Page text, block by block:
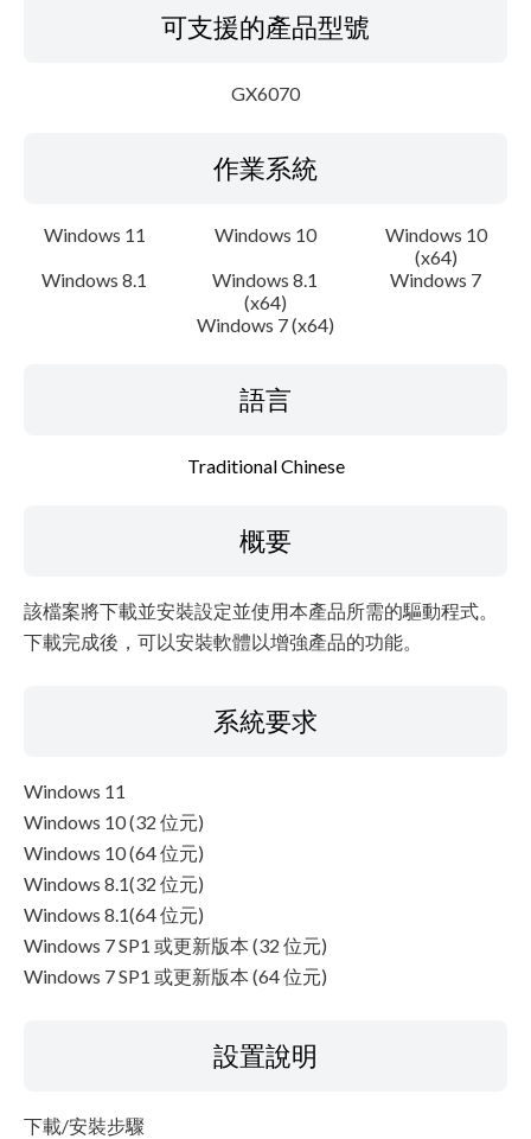
系統要求
設置說明
可支援的產品型號
GX6070
作業系統
Windows 11 Windows 10
Windows 10
(x64)
Windows 8.1
Windows 8.1
(x64)
Windows 7
Windows 7 (x64)
語言
Traditional Chinese
概要
該檔案將下載並安裝設定並使用本產品所需的驅動程式。
下載完成後，可以安裝軟體以增強產品的功能。
系統要求
Windows 11
Windows 10 (32 位元)
Windows 10 (64 位元)
Windows 8.1(32 位元)
Windows 8.1(64 位元)
Windows 7 SP1 或更新版本 (32 位元)
Windows 7 SP1 或更新版本 (64 位元)
設置說明
下載/安裝步驟